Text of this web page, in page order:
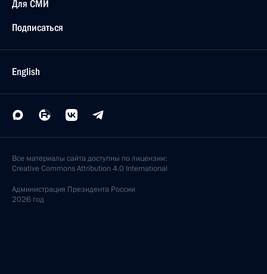
Для СМИ
Подписаться
English
Все материалы сайта доступны по лицензии:
Creative Commons Attribution 4.0 International
Администрация Президента России
2026 год